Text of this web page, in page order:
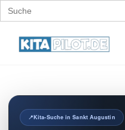
Search
for:
Kita-Suche in Sankt Augustin